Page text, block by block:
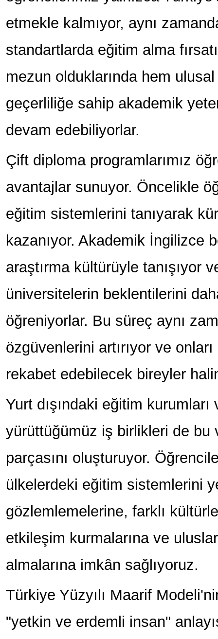
etmekle kalmıyor, aynı
standartlarda eğitim alma
mezun olduklarında hem
geçerliliğe sahip akademik
devam edebiliyorlar.
Çift diploma programlarımız
avantajlar sunuyor. Öncelikle
eğitim sistemlerini tanıyarak
kazanıyor. Akademik İngilizce
araştırma kültürüyle tanışıyor
üniversitelerin beklentilerini
öğreniyorlar. Bu süreç aynı
özgüvenlerini artırıyor ve
rekabet edebilecek bireyler
Yurt dışındaki eğitim
yürüttüğümüz iş birlikleri de bu
parçasını oluşturuyor.
ülkelerdeki eğitim sistemlerini
gözlemlemelerine, farklı
etkileşim kurmalarına ve
almalarına imkân sağlıyoruz.
Türkiye Yüzyılı Maarif
"yetkin ve erdemli insan"